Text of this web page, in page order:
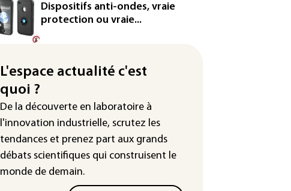
compte contourner le couvre-feu
(sondage)
Puces et solaire: les Etats-Unis
la Chine
Les Etats-Unis veulent contrôler la
production d'un composant des
semiconducteurs et panneaux
solaires
Washington étend le contrôle des
réseaux sociaux des étrangers
demandeurs de visas
Dispositifs anti-ondes, vraie
protection ou vraie...
L'espace actualité c'est
quoi ?
De la découverte en laboratoire à
l'innovation industrielle, scrutez les
tendances et prenez part aux grands
débats scientifiques qui construisent le
monde de demain.